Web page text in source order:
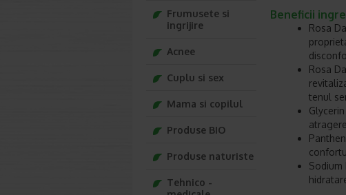
Beneficii
Rosa
Rosa
tenul
Sodium
Frumusete si
ingrijire
Acnee
Cuplu si sex
Mama si copilul
Produse BIO
Produse naturiste
Tehnico -